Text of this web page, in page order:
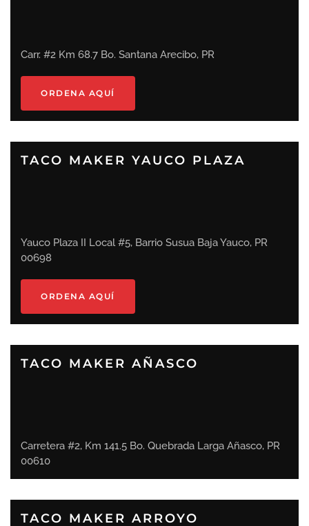
Carr. #2 Km 68.7 Bo. Santana Arecibo, PR
ORDENA AQUÍ
TACO MAKER YAUCO PLAZA
Yauco Plaza II Local #5, Barrio Susua Baja Yauco, PR
00698
ORDENA AQUÍ
TACO MAKER AÑASCO
Carretera #2, Km 141.5 Bo. Quebrada Larga Añasco, PR
00610
TACO MAKER ARROYO